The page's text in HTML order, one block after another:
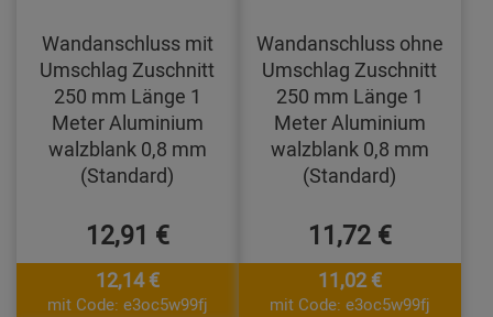
Wandanschluss mit
Umschlag Zuschnitt
250 mm Länge 1
Meter Aluminium
walzblank 0,8 mm
(Standard)
12,91 €
12,14 €
mit Code: e3oc5w99fj
Wandanschluss ohne
Umschlag Zuschnitt
250 mm Länge 1
Meter Aluminium
walzblank 0,8 mm
(Standard)
11,72 €
11,02 €
mit Code: e3oc5w99fj